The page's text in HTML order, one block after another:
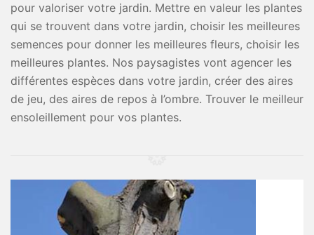
pour valoriser votre jardin. Mettre en valeur les plantes
qui se trouvent dans votre jardin, choisir les meilleures
semences pour donner les meilleures fleurs, choisir les
meilleures plantes. Nos paysagistes vont agencer les
différentes espèces dans votre jardin, créer des aires
de jeu, des aires de repos à l’ombre. Trouver le meilleur
ensoleillement pour vos plantes.